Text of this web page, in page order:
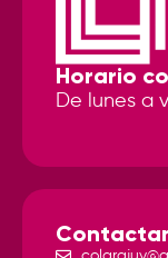
Horario
De lunes a